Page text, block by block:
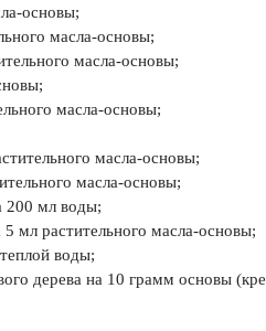
основы;
масла-основы;
масла-основы;
масла-основы;
масла-основы;
масла-основы;
200 мл воды;
мл растительного масла-основы;
воды;
дерева на 10 грамм основы